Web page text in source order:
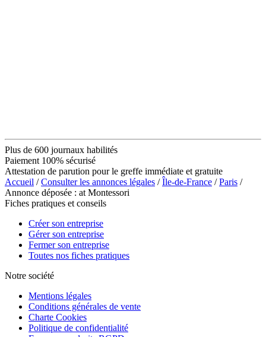
Plus de 600 journaux habilités
Paiement 100% sécurisé
Attestation de parution pour le greffe immédiate et gratuite
Accueil /Consulter les annonces légales /Île-de-France /Paris /
Annonce déposée : at Montessori
Fiches pratiques et conseils
Créer son entreprise
Gérer son entreprise
Fermer son entreprise
Toutes nos fiches pratiques
Notre société
Mentions légales
Conditions générales de vente
Charte Cookies
Politique de confidentialité